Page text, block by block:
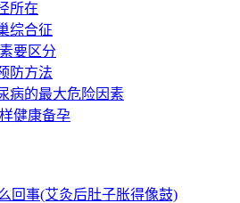
所在
综合征
要区分
防方法
病的最大危险因素
健康备孕
回事(艾灸后肚子胀得像鼓)